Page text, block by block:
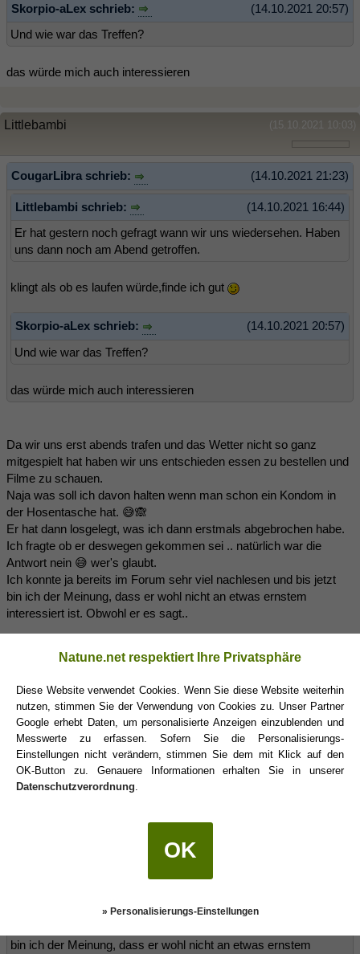
(14.10.2021 20:57)
Skorpio-aLex schrieb:
Und wie war das Treffen?
das würde mich auch interessieren
(15.10.2021 10:03)
Littlebambi
(14.10.2021 21:23)
CougarLibra schrieb:
(14.10.2021 16:44)
Littlebambi schrieb:
Er hat gestern noch gefragt wann wir uns wiedersehen. Haben
uns dann noch am Abend getroffen.
klingt als ob es laufen würde,finde ich gut
(14.10.2021 20:57)
Skorpio-aLex schrieb:
Und wie war das Treffen?
das würde mich auch interessieren
Da wir uns erst abends trafen und das Wetter nicht so ganz
mitgespielt hat haben wir uns entschieden essen zu bestellen und
Filme zu schauen.
Naja was soll ich davon halten wenn man schon ein Kondom in
der Hosentasche hat. 😅🙈
Er hat dann losgelegt, was ich dann erstmals abgebrochen habe.
Ich fragte ob er deswegen gekommen sei .. natürlich war die
Antwort nein 😅 wer's glaubt.
Ich konnte ja bereits im Forum sehr viel nachlesen und bis jetzt
bin ich der Meinung, dass er wohl nicht an etwas ernstem
interessiert ist. Obwohl er es sagt..
Beziehung.
(15.10.2021 10:07)
Amaterasu
(15.10.2021 10:03)
Littlebambi schrieb:
Da wir uns erst abends trafen und das Wetter nicht so ganz
Naja was soll ich davon halten wenn man schon ein Kondom in
Er hat dann losgelegt, was ich dann erstmals abgebrochen habe.
Antwort nein 😅 wer's glaubt.
bin ich der Meinung, dass er wohl nicht an etwas ernstem
Natune.net respektiert Ihre Privatsphäre
Diese Website verwendet Cookies. Wenn Sie diese Website weiterhin
nutzen, stimmen Sie der Verwendung von Cookies zu. Unser Partner
Google erhebt Daten, um personalisierte Anzeigen einzublenden und
Messwerte zu erfassen. Sofern Sie die Personalisierungs-
Einstellungen nicht verändern, stimmen Sie dem mit Klick auf den
OK-Button zu. Genauere Informationen erhalten Sie in unserer
Datenschutzverordnung.
OK
» Personalisierungs-Einstellungen